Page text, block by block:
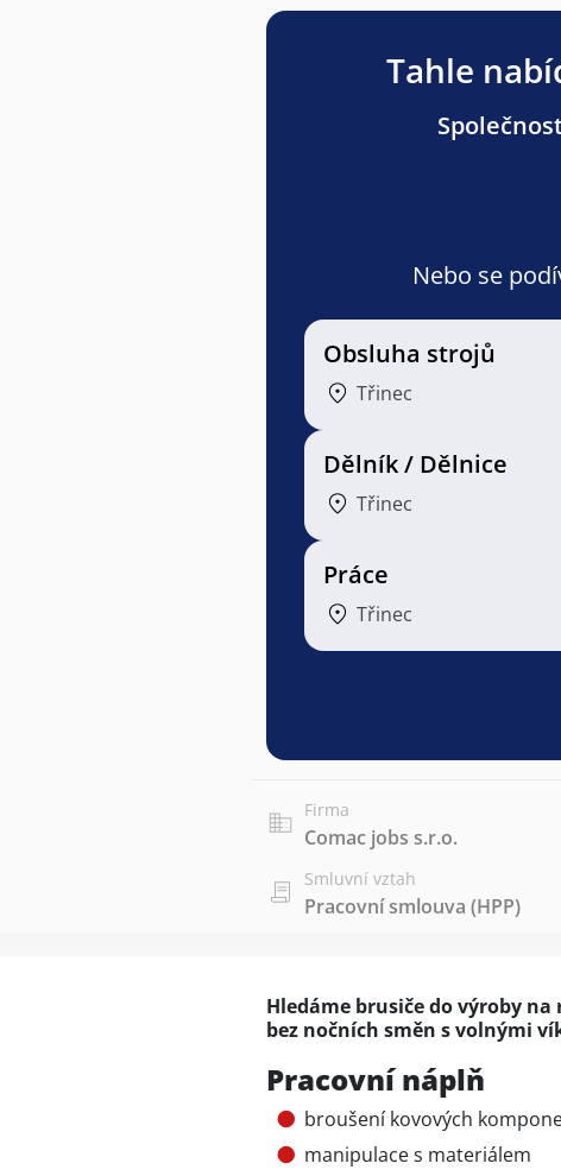
Tahle
Nebo se
Obsluha strojů
Třinec
Dělník / Dělnice
Třinec
Práce
Třinec
Firma
Comac jobs s.r.o.
Smluvní vztah
Pracovní smlouva (HPP)
Hledáme brusiče do výroby
bez nočních směn s volnými
Pracovní náplň
broušení kovových
manipulace s materiálem ‍